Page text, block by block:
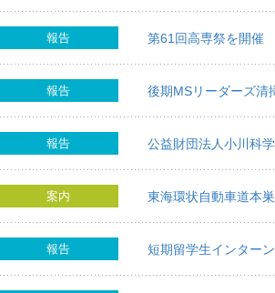
報告 第61回高専祭を開催
報告 後期MSリーダーズ清
報告 公益財団法人小川科
案内 東海環状自動車道本
報告 短期留学生インター